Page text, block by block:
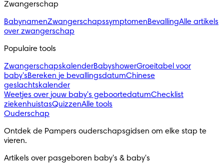
Zwangerschap
BabynamenZwangerschapssymptomenBevallingAlle artikels
over zwangerschap
Populaire tools
ZwangerschapskalenderBabyshowerGroeitabel voor
baby'sBereken je bevallingsdatumChinese
geslachtskalender
Weetjes over jouw baby's geboortedatumChecklist
ziekenhuistasQuizzenAlle tools
Ouderschap
Ontdek de Pampers ouderschapsgidsen om elke stap te
vieren.
Artikels over pasgeboren baby's & baby's